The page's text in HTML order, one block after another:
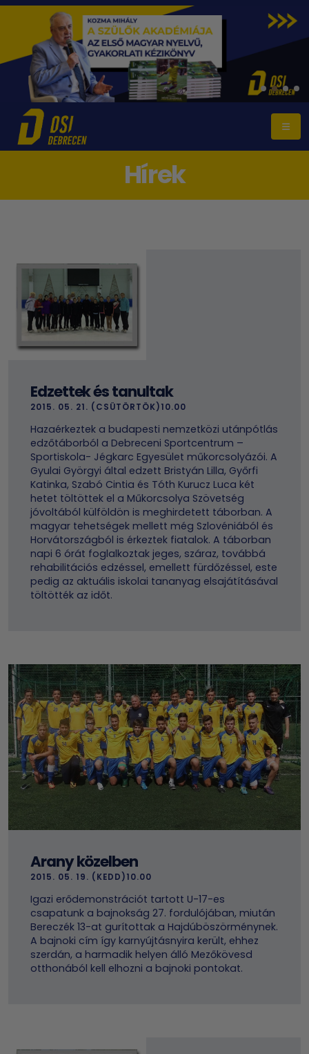
Hírek
Edzettek és tanultak
2015. 05. 21. (CSÜTÖRTÖK)10.00
Hazaérkeztek a budapesti nemzetközi utánpótlás
edzőtáborból a Debreceni Sportcentrum –
Sportiskola- Jégkarc Egyesület műkorcsolyázói. A
Gyulai Györgyi által edzett Bristyán Lilla, Győrfi
Katinka, Szabó Cintia és Tóth Kurucz Luca két
hetet töltöttek el a Műkorcsolya Szövetség
jóvoltából külföldön is meghirdetett táborban. A
magyar tehetségek mellett még Szlovéniából és
Horvátországból is érkeztek fiatalok. A táborban
napi 6 órát foglalkoztak jeges, száraz, továbbá
rehabilitációs edzéssel, emellett fürdőzéssel, este
pedig az aktuális iskolai tananyag elsajátításával
töltötték az időt.
Arany közelben
2015. 05. 19. (KEDD)10.00
Igazi erődemonstrációt tartott U-17-es
csapatunk a bajnokság 27. fordulójában, miután
Bereczék 13-at gurítottak a Hajdúböszörménynek.
A bajnoki cím így karnyújtásnyira került, ehhez
szerdán, a harmadik helyen álló Mezőkövesd
otthonából kell elhozni a bajnoki pontokat.